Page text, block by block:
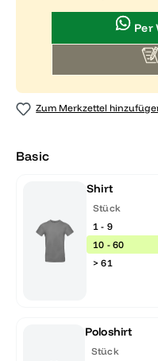
Per
Zum Merkzettel
Basic
Shirt
Stück
1 - 9
10 - 60
> 61
Poloshirt
Stück